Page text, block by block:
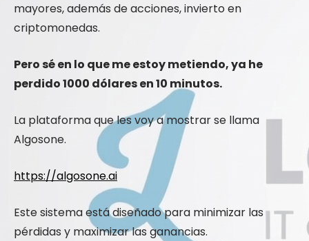
mayores, además de acciones, invierto en
criptomonedas.
Pero sé en lo que me estoy metiendo, ya he
perdido 1000 dólares en 10 minutos.
La plataforma que les voy a mostrar se llama
Algosone.
https://algosone.ai
Este sistema está diseñado para minimizar las
pérdidas y maximizar las ganancias.